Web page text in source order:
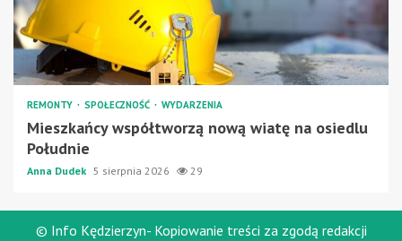
REMONTY SPOŁECZNOŚĆ WYDARZENIA
Mieszkańcy współtworzą nową wiatę na osiedlu
Południe
Anna Dudek 5 sierpnia 2026 29
© Info Kędzierzyn- Kopiowanie treści za zgodą redakcji